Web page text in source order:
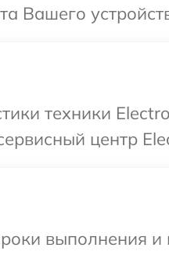
Вашего
техники
центр
выполнения и